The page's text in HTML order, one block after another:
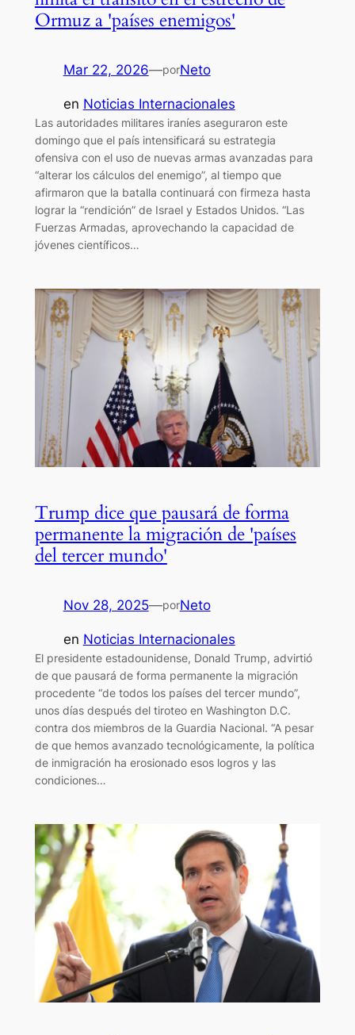
Ormuz a 'países enemigos'
Mar 22, 2026—porNeto
en Noticias Internacionales
Las autoridades militares iraníes aseguraron este
domingo que el país intensificará su estrategia
ofensiva con el uso de nuevas armas avanzadas para
“alterar los cálculos del enemigo”, al tiempo que
afirmaron que la batalla continuará con firmeza hasta
lograr la “rendición” de Israel y Estados Unidos. “Las
Fuerzas Armadas, aprovechando la capacidad de
jóvenes científicos…
Trump dice que pausará de forma
permanente la migración de 'países
del tercer mundo'
Nov 28, 2025—porNeto
en Noticias Internacionales
El presidente estadounidense, Donald Trump, advirtió
de que pausará de forma permanente la migración
procedente “de todos los países del tercer mundo”,
unos días después del tiroteo en Washington D.C.
contra dos miembros de la Guardia Nacional. “A pesar
de que hemos avanzado tecnológicamente, la política
de inmigración ha erosionado esos logros y las
condiciones…